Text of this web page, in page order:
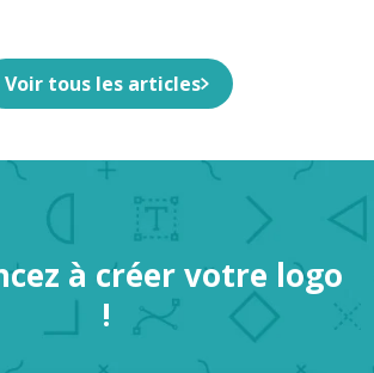
Voir tous les articles
à créer votre logo
!